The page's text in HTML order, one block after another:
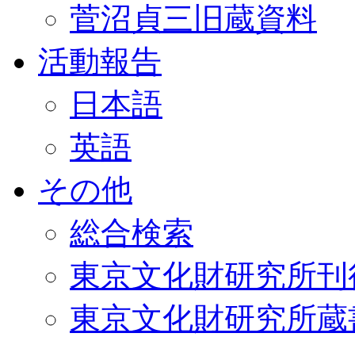
菅沼貞三旧蔵資料
活動報告
日本語
英語
その他
総合検索
東京文化財研究所
東京文化財研究所